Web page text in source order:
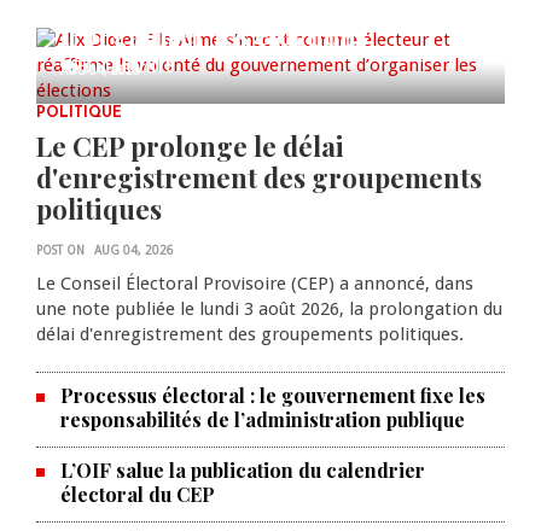
0 COMMENTS
d’organiser les élections
AUG 04, 2026
POLITIQUE
Le CEP prolonge le délai
d'enregistrement des groupements
politiques
POST ON AUG 04, 2026
Le Conseil Électoral Provisoire (CEP) a annoncé, dans
une note publiée le lundi 3 août 2026, la prolongation du
délai d'enregistrement des groupements politiques.
Processus électoral : le gouvernement fixe les
responsabilités de l’administration publique
L’OIF salue la publication du calendrier
électoral du CEP